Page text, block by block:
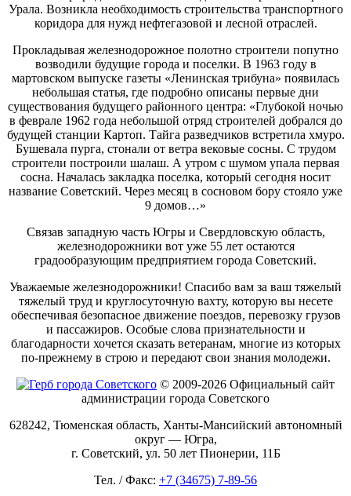
Урала. Возникла необходимость строительства транспортного
коридора для нужд нефтегазовой и лесной отраслей.
Прокладывая железнодорожное полотно строители попутно
возводили будущие города и поселки. В 1963 году в
мартовском выпуске газеты «Ленинская трибуна» появилась
небольшая статья, где подробно описаны первые дни
существования будущего районного центра: «Глубокой ночью
в феврале 1962 года небольшой отряд строителей добрался до
будущей станции Картоп. Тайга разведчиков встретила хмуро.
Бушевала пурга, стонали от ветра вековые сосны. С трудом
строители построили шалаш. А утром с шумом упала первая
сосна. Началась закладка поселка, который сегодня носит
название Советский. Через месяц в сосновом бору стояло уже
9 домов…»
Связав западную часть Югры и Свердловскую область,
железнодорожники вот уже 55 лет остаются
градообразующим предприятием города Советский.
Уважаемые железнодорожники! Спасибо вам за ваш тяжелый
тяжелый труд и круглосуточную вахту, которую вы несете
обеспечивая безопасное движение поездов, перевозку грузов
и пассажиров. Особые слова признательности и
благодарности хочется сказать ветеранам, многие из которых
по-прежнему в строю и передают свои знания молодежи.
© 2009-2026 Официальный сайт
администрации города Советского
628242, Тюменская область, Ханты-Мансийский автономный
округ — Югра,
г. Советский, ул. 50 лет Пионерии, 11Б
Тел. / Факс: +7 (34675) 7-89-56